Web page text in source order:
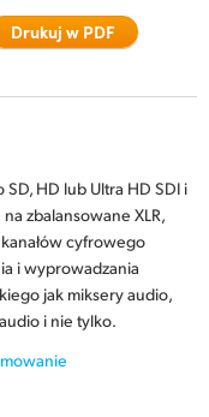
Drukuj w PDF
HD lub Ultra HD SDI i
zbalansowane XLR,
cyfrowego
i wyprowadzania
jak miksery audio,
i nie tylko.